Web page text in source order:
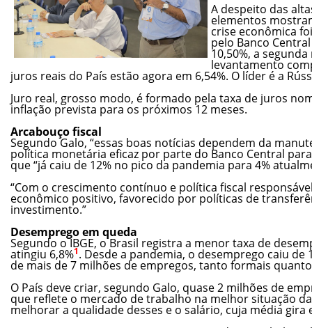
A despeito das
elementos
crise econômica
pelo Banco
10,50%, a
levantamento
juros reais do País estão agora em 6,54%. O líder é a
Juro real, grosso modo, é formado pela taxa de juros
inflação prevista para os próximos 12 meses.
Arcabouço fiscal
Segundo Galo, “essas boas notícias dependem da
política monetária eficaz por parte do Banco Central
que “já caiu de 12% no pico da pandemia para 4%
“Com o crescimento contínuo e política fiscal
econômico positivo, favorecido por políticas de
investimento.”
Desemprego em queda
Segundo o IBGE, o Brasil registra a menor taxa de
atingiu 6,8%1. Desde a pandemia, o desemprego caiu de
de mais de 7 milhões de empregos, tanto formais
O País deve criar, segundo Galo, quase 2 milhões de
que reflete o mercado de trabalho na melhor situação
melhorar a qualidade desses e o salário, cuja média gira